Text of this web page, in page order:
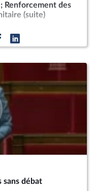
Renforcement des
(suite)
sans débat